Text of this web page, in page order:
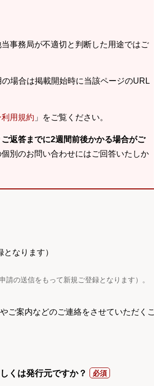
事務局が不適切と判断した用途ではご
場合は掲載開始時に当該ページのURL
用規約 」をご覧ください。
返答までに2週間前後かかる場合がご
別のお問い合わせにはご回答いたしか
なります）
の送信をもって新規ご登録となります）。
ご案内などのご連絡をさせていただくこ
くは発行元ですか？